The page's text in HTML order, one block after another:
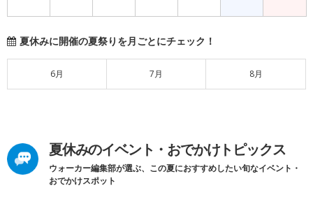
夏休みに開催の夏祭りを月ごとにチェック！
6月 7月 8月
夏休みのイベント・おでかけトピックス
ウォーカー編集部が選ぶ、この夏におすすめしたい旬なイベント・
おでかけスポット